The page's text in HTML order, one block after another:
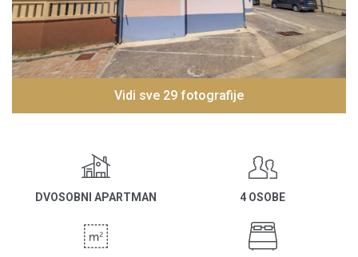
Vidi sve 29 fotografije
DVOSOBNI APARTMAN 4 OSOBE